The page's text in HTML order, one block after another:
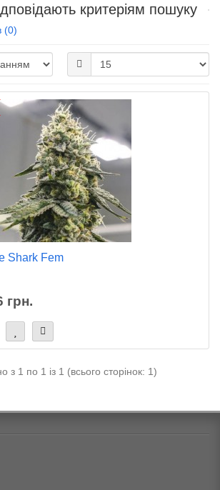
критеріям пошуку
(0)
Shark Fem
грн.
з 1 по 1 із 1 (всього сторінок: 1)